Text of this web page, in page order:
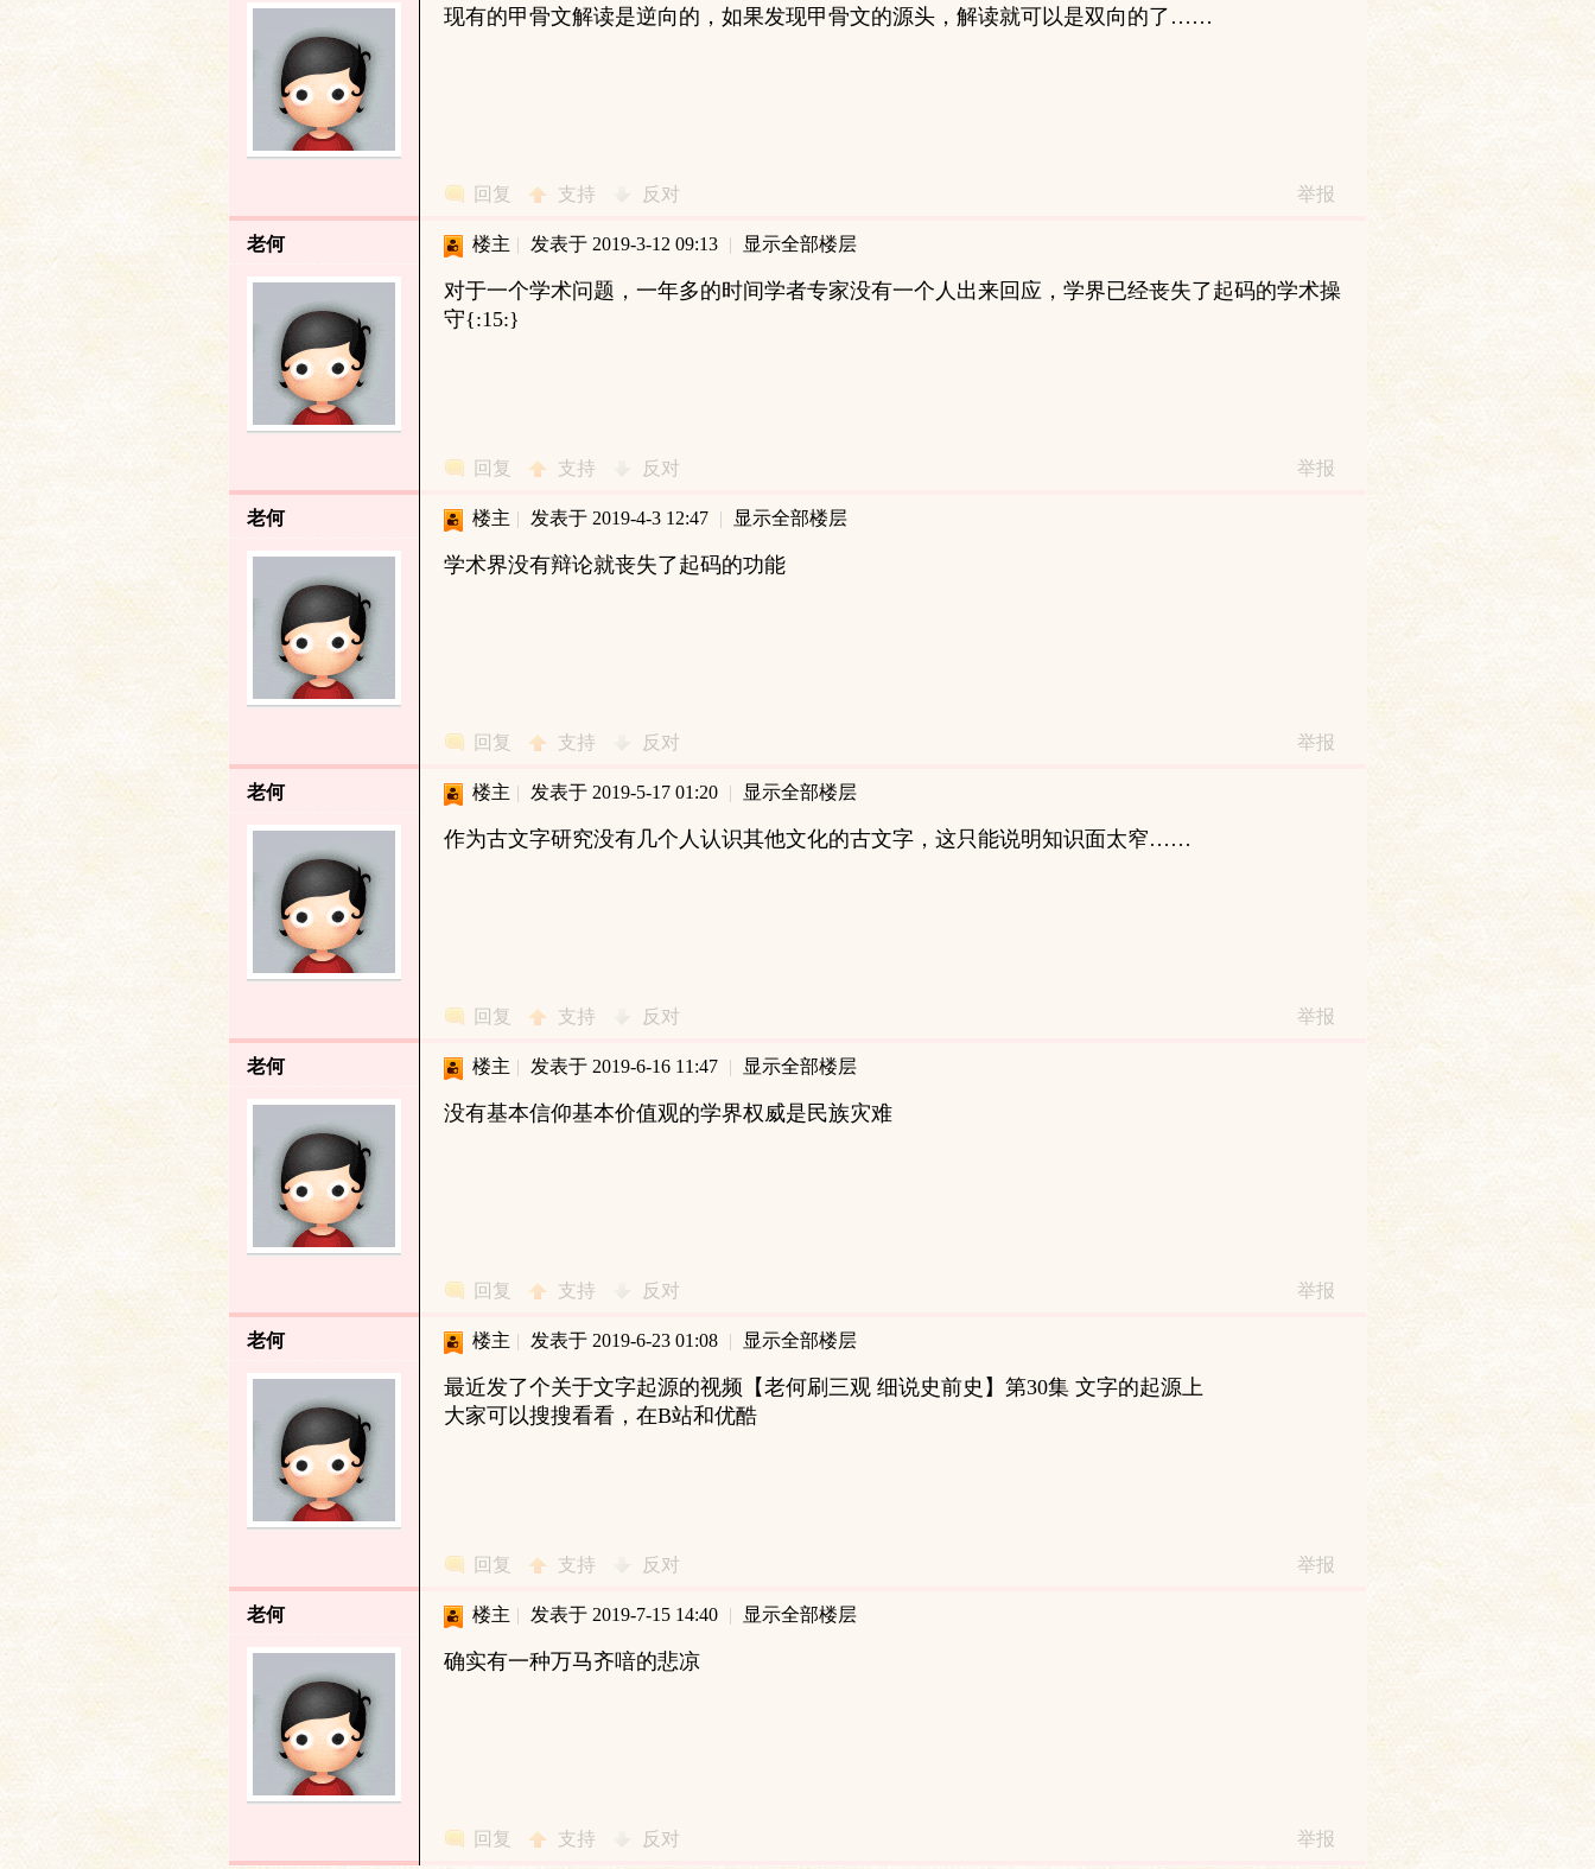
现有的甲骨文解读是逆向的，如果发现甲骨文的源头，解读就可以是双向的了……
回复 支持 反对 举报
老何 楼主 | 发表于 2019-3-12 09:13 | 显示全部楼层
对于一个学术问题，一年多的时间学者专家没有一个人出来回应，学界已经丧失了起码的学术操
守{:15:}
回复 支持 反对 举报
老何 楼主 | 发表于 2019-4-3 12:47 | 显示全部楼层
学术界没有辩论就丧失了起码的功能
回复 支持 反对 举报
老何 楼主 | 发表于 2019-5-17 01:20 | 显示全部楼层
作为古文字研究没有几个人认识其他文化的古文字，这只能说明知识面太窄……
回复 支持 反对 举报
老何 楼主 | 发表于 2019-6-16 11:47 | 显示全部楼层
没有基本信仰基本价值观的学界权威是民族灾难
回复 支持 反对 举报
老何 楼主 | 发表于 2019-6-23 01:08 | 显示全部楼层
最近发了个关于文字起源的视频【老何刷三观 细说史前史】第30集 文字的起源上
大家可以搜搜看看，在B站和优酷
回复 支持 反对 举报
老何 楼主 | 发表于 2019-7-15 14:40 | 显示全部楼层
确实有一种万马齐喑的悲凉
回复 支持 反对 举报